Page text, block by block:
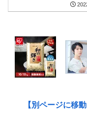
【別ページに移